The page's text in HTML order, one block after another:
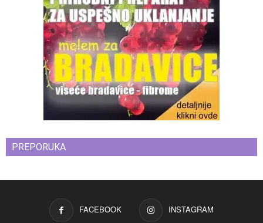
PREPORUKA
FACEBOOK INSTAGRAM